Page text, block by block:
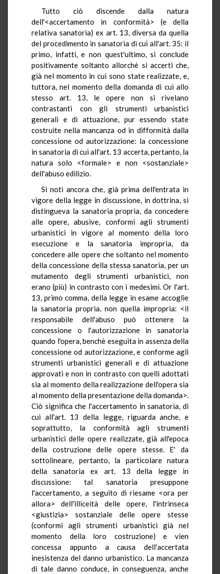
Tutto ciò discende dalla natura
dell'<accertamento in conformità> (e della
relativa sanatoria) ex art. 13, diversa da quella
del procedimento in sanatoria di cui all'art. 35: il
primo, infatti, e non quest'ultimo, si conclude
positivamente soltanto allorchè si accerti che,
già nel momento in cui sono state realizzate, e,
tuttora, nel momento della domanda di cui allo
stesso art. 13, le opere non si rivelano
contrastanti con gli strumenti urbanistici
generali e di attuazione, pur essendo state
costruite nella mancanza od in difformità dalla
concessione od autorizzazione: la concessione
in sanatoria di cui all'art. 13 accerta, pertanto, la
natura solo <formale> e non <sostanziale>
dell'abuso edilizio.
Si noti ancora che, già prima dell'entrata in
vigore della legge in discussione, in dottrina, si
distingueva la sanatoria propria, da concedere
alle opere, abusive, conformi agli strumenti
urbanistici in vigore al momento della loro
esecuzione e la sanatoria impropria, da
concedere alle opere che soltanto nel momento
della concessione della stessa sanatoria, per un
mutamento degli strumenti urbanistici, non
erano (più) in contrasto con i medesimi. Or l'art.
13, primo comma, della legge in esame accoglie
la sanatoria propria, non quella impropria: <il
responsabile dell'abuso può ottenere la
concessione o l'autorizzazione in sanatoria
quando l'opera, benchè eseguita in assenza della
concessione od autorizzazione, e conforme agli
strumenti urbanistici generali e di attuazione
approvati e non in contrasto con quelli adottati
sia al momento della realizzazione dell'opera sia
al momento della presentazione della domanda>.
Ciò significa che l'accertamento in sanatoria, di
cui all'art. 13 della legge, riguarda anche, e
soprattutto, la conformità agli strumenti
urbanistici delle opere realizzate, già all'epoca
della costruzione delle opere stesse. E' da
sottolineare, pertanto, la particolare natura
della sanatoria ex art. 13 della legge in
discussione: tal sanatoria presuppone
l'accertamento, a seguito di riesame <ora per
allora> dell'illiceità delle opere, l'intrinseca
<giustizia> sostanziale delle opere stesse
(conformi agli strumenti urbanistici già nel
momento della loro costruzione) e vien
concessa appunto a causa dell'accertata
inesistenza del danno urbanistico. La mancanza
di tale danno conduce, in conseguenza, anche